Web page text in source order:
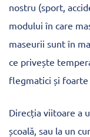
nostru (sport,
modului în care
maseurii sunt în
ce privește
flegmatici și foarte
Direcția viitoare a
școală, sau la un